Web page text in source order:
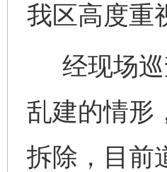
我区高度重
经现场巡
乱建的情形
拆除，目前